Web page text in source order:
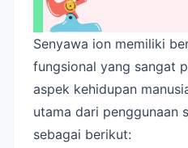
Senyawa ion memiliki
fungsional yang sangat
aspek kehidupan
utama dari penggunaan
sebagai berikut: